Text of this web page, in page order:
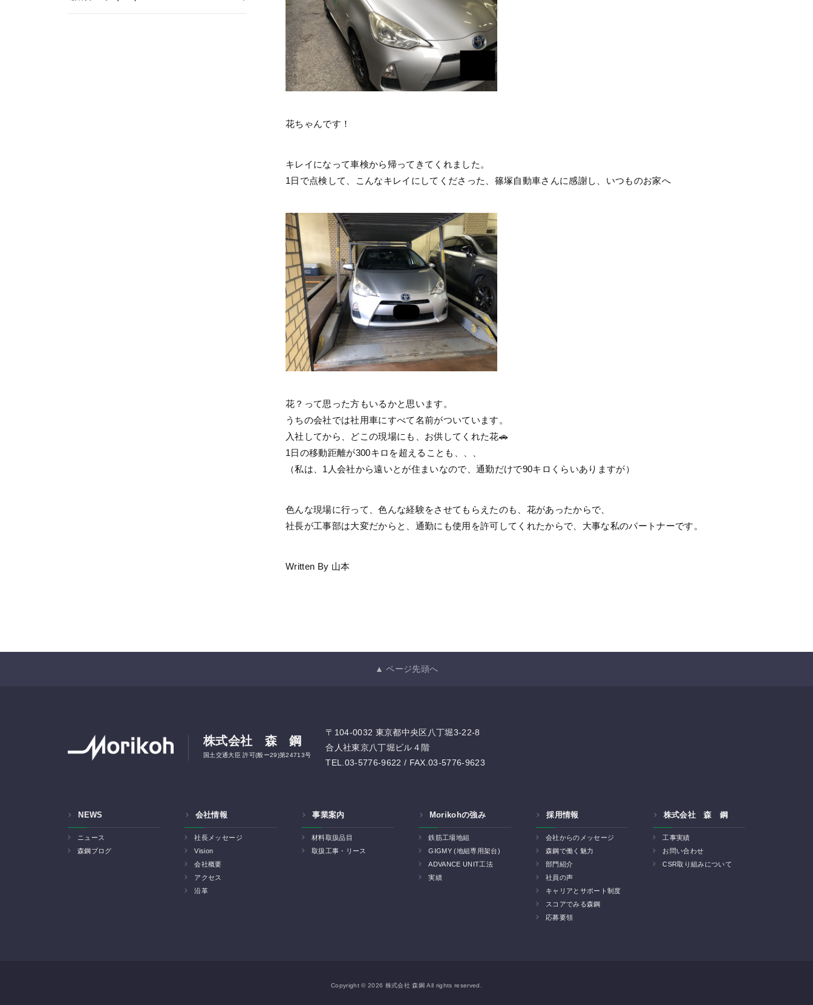
花ちゃんです！
キレイになって車検から帰ってきてくれました。
1日で点検して、こんなキレイにしてくださった、篠塚自動車さんに感謝し、いつものお家へ
花？って思った方もいるかと思います。
うちの会社では社用車にすべて名前がついています。
入社してから、どこの現場にも、お供してくれた花🚗
1日の移動距離が300キロを超えることも、、、
（私は、1人会社から遠いとが住まいなので、通勤だけで90キロくらいありますが）
色んな現場に行って、色んな経験をさせてもらえたのも、花があったからで、
社長が工事部は大変だからと、通勤にも使用を許可してくれたからで、大事な私のパートナーです。
Written By 山本
▲ ページ先頭へ
株式会社 森 鋼
国土交通大臣 許可(般ー29)第24713号
〒104-0032 東京都中央区八丁堀3-22-8
合人社東京八丁堀ビル４階
TEL.03-5776-9622 / FAX.03-5776-9623
NEWS
ニュース
森鋼ブログ
会社情報
社長メッセージ
Vision
会社概要
アクセス
沿革
事業案内
材料取扱品目
取扱工事・リース
Morikohの強み
鉄筋工場地組
GIGMY (地組専用架台)
ADVANCE UNIT工法
実績
採用情報
会社からのメッセージ
森鋼で働く魅力
部門紹介
社員の声
キャリアとサポート制度
スコアでみる森鋼
応募要領
株式会社 森 鋼
工事実績
お問い合わせ
CSR取り組みについて
Copyright © 2026 株式会社 森鋼 All rights reserved.